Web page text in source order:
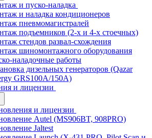
и пуско-наладка
и наладка кондиционеров
пневмомагистралей
подъемников (2-х и 4-х стоечных)
стендов развал-схождения
шиномонтажного оборудования
наладочные работы
дизельных генераторов (Qazar
GRS100A/150A)
и лицензии
и лицензии
Autel (MS906BT, 908PRO)
Jaltest